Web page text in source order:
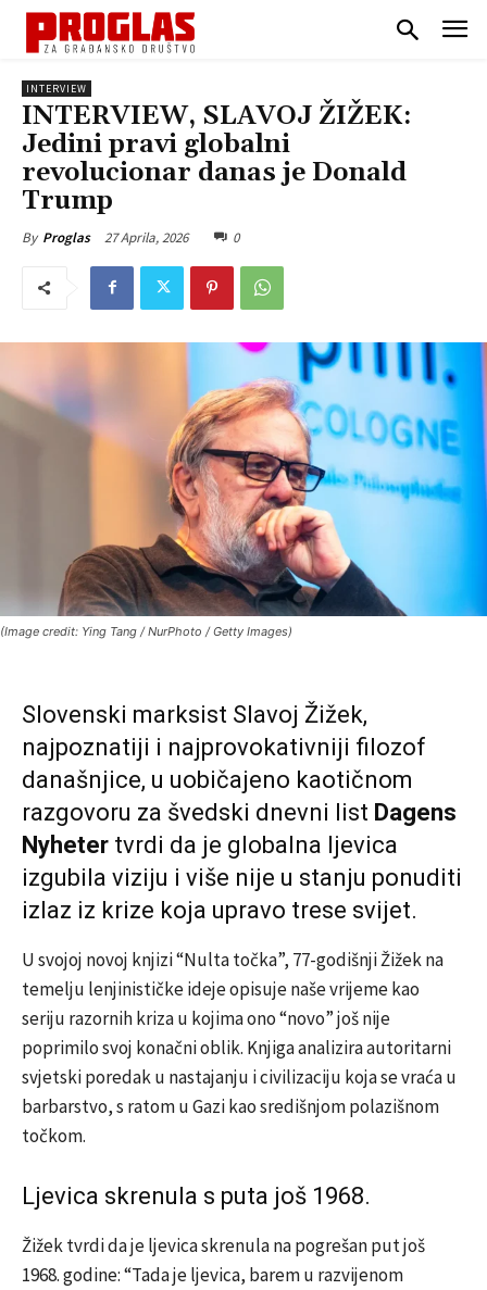
INTERVIEW
INTERVIEW, SLAVOJ ŽIŽEK:
Jedini pravi globalni
revolucionar danas je Donald
Trump
By Proglas 27 Aprila, 2026 0
(Image credit: Ying Tang / NurPhoto / Getty Images)
Slovenski marksist Slavoj Žižek,
najpoznatiji i najprovokativniji filozof
današnjice, u uobičajeno kaotičnom
razgovoru za švedski dnevni list Dagens
Nyheter tvrdi da je globalna ljevica
izgubila viziju i više nije u stanju ponuditi
izlaz iz krize koja upravo trese svijet.
U svojoj novoj knjizi “Nulta točka”, 77-godišnji Žižek na
temelju lenjinističke ideje opisuje naše vrijeme kao
seriju razornih kriza u kojima ono “novo” još nije
poprimilo svoj konačni oblik. Knjiga analizira autoritarni
svjetski poredak u nastajanju i civilizaciju koja se vraća u
barbarstvo, s ratom u Gazi kao središnjom polazišnom
točkom.
Ljevica skrenula s puta još 1968.
Žižek tvrdi da je ljevica skrenula na pogrešan put još
1968. godine: “Tada je ljevica, barem u razvijenom